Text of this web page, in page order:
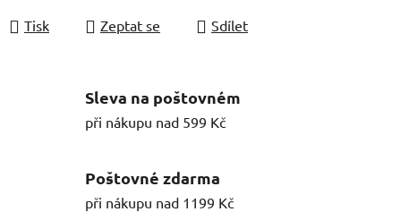
Tisk Zeptat se Sdílet
Sleva na poštovném
při nákupu nad 599 Kč
Poštovné zdarma
při nákupu nad 1199 Kč